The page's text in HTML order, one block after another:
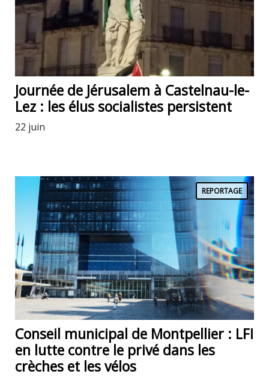
Journée de Jérusalem à Castelnau-le-
Lez : les élus socialistes persistent
22 juin
REPORTAGE
Conseil municipal de Montpellier : LFI
en lutte contre le privé dans les
crèches et les vélos